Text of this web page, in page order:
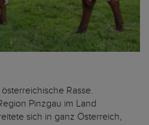
Rasse.
Pinzgau im Land
sich in ganz Österreich,